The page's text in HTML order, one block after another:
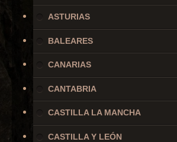
ASTURIAS
BALEARES
CANARIAS
CANTABRIA
CASTILLA LA MANCHA
CASTILLA Y LEÓN